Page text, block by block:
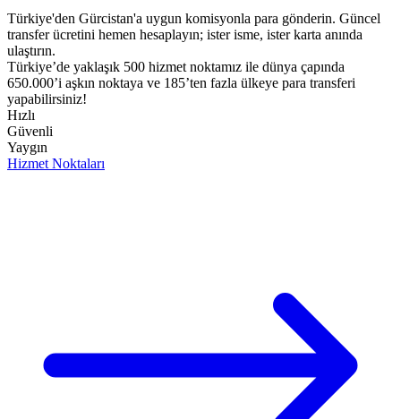
Türkiye'den Gürcistan'a uygun komisyonla para gönderin. Güncel
transfer ücretini hemen hesaplayın; ister isme, ister karta anında
ulaştırın.
Türkiye’de yaklaşık 500 hizmet noktamız ile dünya çapında
650.000’i aşkın noktaya ve 185’ten fazla ülkeye para transferi
yapabilirsiniz!
Hızlı
Güvenli
Yaygın
Hizmet Noktaları